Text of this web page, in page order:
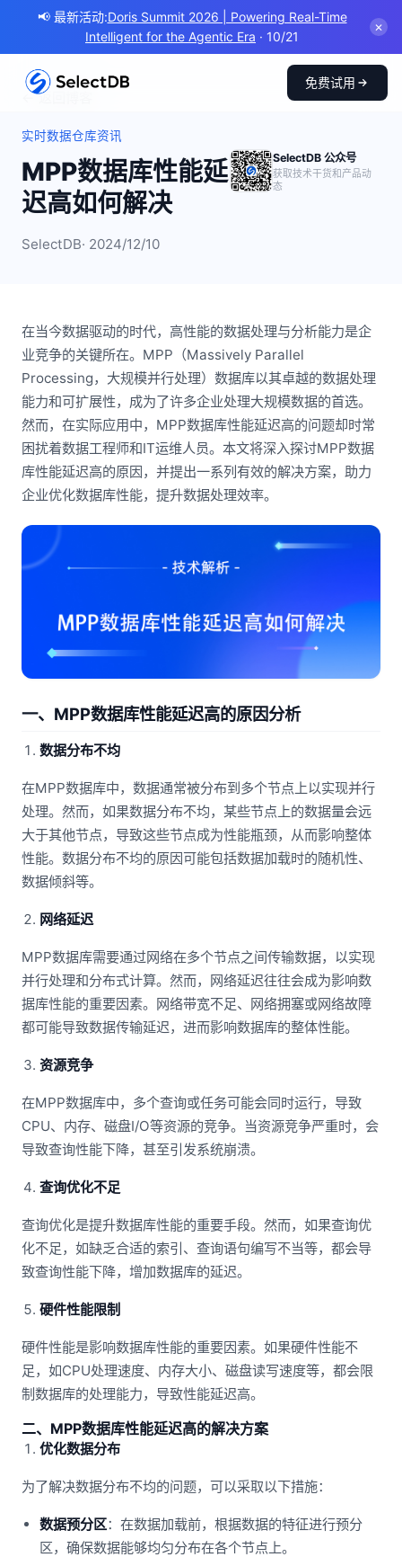
📢 最新活动:Doris Summit 2026 | Powering Real-Time
Intelligent for the Agentic Era · 10/21
✕
免费试用
← 返回博客
实时数据仓库资讯
MPP数据库性能延
迟高如何解决
SelectDB· 2024/12/10
SelectDB 公众号
获取技术干货和产品动
态
在当今数据驱动的时代，高性能的数据处理与分析能力是企
业竞争的关键所在。MPP（Massively Parallel
Processing，大规模并行处理）数据库以其卓越的数据处理
能力和可扩展性，成为了许多企业处理大规模数据的首选。
然而，在实际应用中，MPP数据库性能延迟高的问题却时常
困扰着数据工程师和IT运维人员。本文将深入探讨MPP数据
库性能延迟高的原因，并提出一系列有效的解决方案，助力
企业优化数据库性能，提升数据处理效率。
一、MPP数据库性能延迟高的原因分析
数据分布不均
在MPP数据库中，数据通常被分布到多个节点上以实现并行
处理。然而，如果数据分布不均，某些节点上的数据量会远
大于其他节点，导致这些节点成为性能瓶颈，从而影响整体
性能。数据分布不均的原因可能包括数据加载时的随机性、
数据倾斜等。
网络延迟
MPP数据库需要通过网络在多个节点之间传输数据，以实现
并行处理和分布式计算。然而，网络延迟往往会成为影响数
据库性能的重要因素。网络带宽不足、网络拥塞或网络故障
都可能导致数据传输延迟，进而影响数据库的整体性能。
资源竞争
在MPP数据库中，多个查询或任务可能会同时运行，导致
CPU、内存、磁盘I/O等资源的竞争。当资源竞争严重时，会
导致查询性能下降，甚至引发系统崩溃。
查询优化不足
查询优化是提升数据库性能的重要手段。然而，如果查询优
化不足，如缺乏合适的索引、查询语句编写不当等，都会导
致查询性能下降，增加数据库的延迟。
硬件性能限制
硬件性能是影响数据库性能的重要因素。如果硬件性能不
足，如CPU处理速度、内存大小、磁盘读写速度等，都会限
制数据库的处理能力，导致性能延迟高。
二、MPP数据库性能延迟高的解决方案
优化数据分布
为了解决数据分布不均的问题，可以采取以下措施：
数据预分区：在数据加载前，根据数据的特征进行预分
区，确保数据能够均匀分布在各个节点上。